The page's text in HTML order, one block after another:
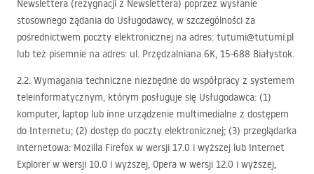
Newslettera (rezygnacji z Newslettera) poprzez wysłanie
stosownego żądania do Usługodawcy, w szczególności za
pośrednictwem poczty elektronicznej na adres: tutumi@tutumi.pl
lub też pisemnie na adres: ul. Przędzalniana 6K, 15-688 Białystok.
2.2. Wymagania techniczne niezbędne do współpracy z systemem
teleinformatycznym, którym posługuje się Usługodawca: (1)
komputer, laptop lub inne urządzenie multimedialne z dostępem
do Internetu; (2) dostęp do poczty elektronicznej; (3) przeglądarka
internetowa: Mozilla Firefox w wersji 17.0 i wyższej lub Internet
Explorer w wersji 10.0 i wyższej, Opera w wersji 12.0 i wyższej,